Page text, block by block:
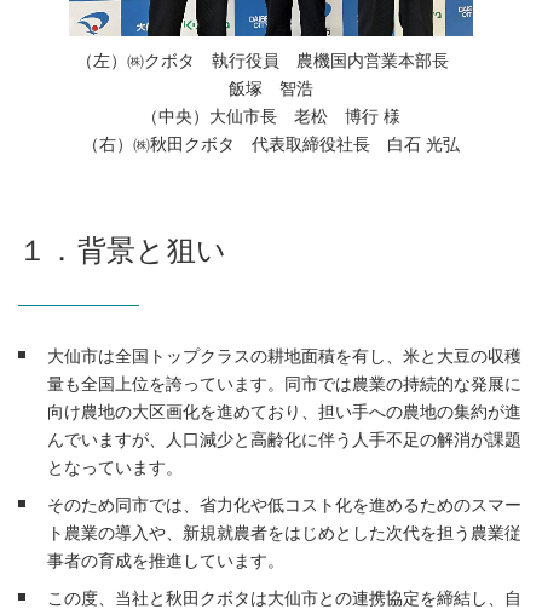
（左）㈱クボタ 執行役員 農機国内営業本部長
飯塚 智浩
（中央）大仙市長 老松 博行 様
（右）㈱秋田クボタ 代表取締役社長 白石 光弘
１．背景と狙い
大仙市は全国トップクラスの耕地面積を有し、米と大豆の収穫
量も全国上位を誇っています。同市では農業の持続的な発展に
向け農地の大区画化を進めており、担い手への農地の集約が進
んでいますが、人口減少と高齢化に伴う人手不足の解消が課題
となっています。
そのため同市では、省力化や低コスト化を進めるためのスマー
ト農業の導入や、新規就農者をはじめとした次代を担う農業従
事者の育成を推進しています。
この度、当社と秋田クボタは大仙市との連携協定を締結し、自